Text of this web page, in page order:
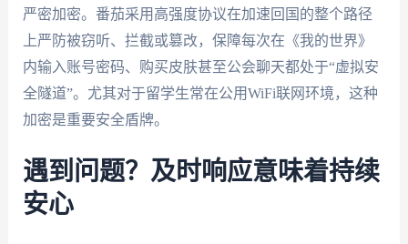
严密加密。番茄采用高强度协议在加速回国的整个路径
上严防被窃听、拦截或篡改，保障每次在《我的世界》
内输入账号密码、购买皮肤甚至公会聊天都处于“虚拟安
全隧道”。尤其对于留学生常在公用WiFi联网环境，这种
加密是重要安全盾牌。
遇到问题？及时响应意味着持续
安心